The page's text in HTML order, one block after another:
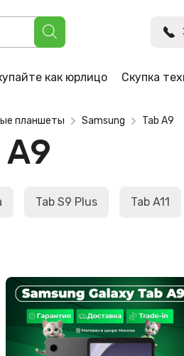
как юрлицо Скупка
планшеты Samsung Tab A9
Tab S9 Plus Tab A11